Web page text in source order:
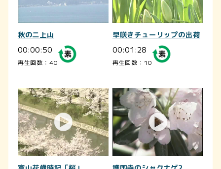
秋の二上山
00:00:50
再生回数：40
早咲きチューリップの出荷
00:01:28
再生回数：10